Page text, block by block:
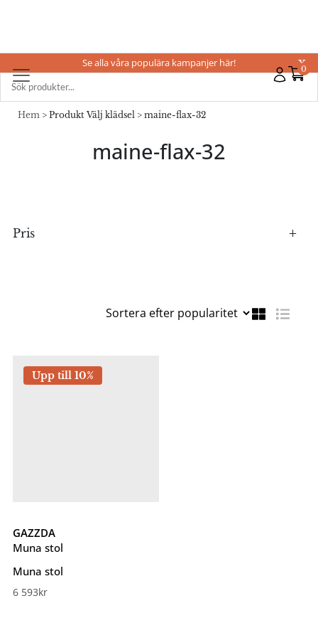
0
Se alla våra populära kampanjer här! X
Hem > Produkt Välj klädsel > maine-flax-32
maine-flax-32
Pris
Upp till 10%
GAZZDA
Muna stol
Muna stol
6 593kr